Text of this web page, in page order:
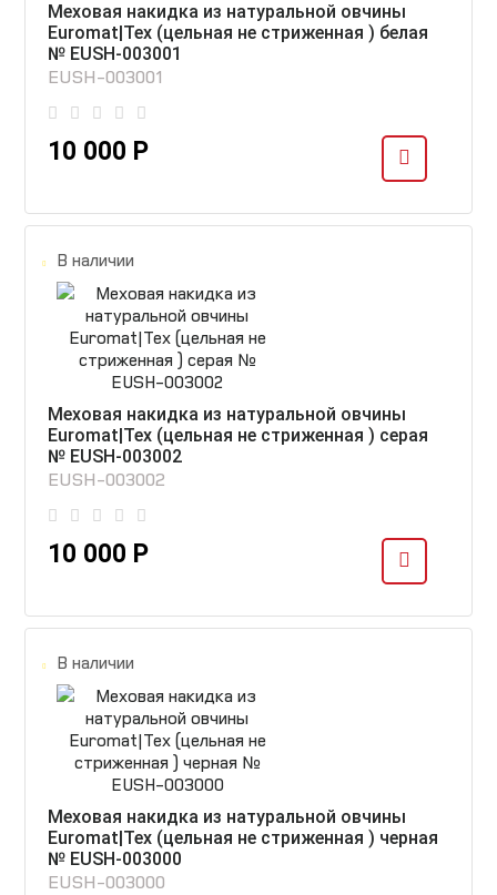
Меховая накидка из натуральной овчины
Euromat|Tex (цельная не стриженная ) белая
№ EUSH-003001
EUSH-003001
10 000 Р
В наличии
Меховая накидка из натуральной овчины
Euromat|Tex (цельная не стриженная ) серая
№ EUSH-003002
EUSH-003002
10 000 Р
В наличии
Меховая накидка из натуральной овчины
Euromat|Tex (цельная не стриженная ) черная
№ EUSH-003000
EUSH-003000